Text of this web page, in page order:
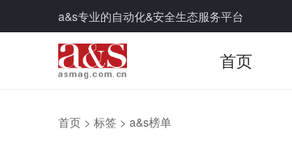
a&s专业的自动化&安全生态服务平台
首页
首页 > 标签 > a&s榜单